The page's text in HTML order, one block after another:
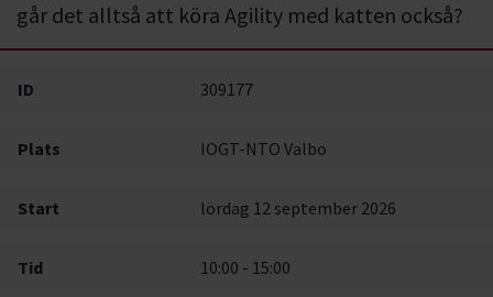
går det alltså att köra Agility med katten också?
ID 309177
Plats IOGT-NTO Valbo
Start lördag 12 september 2026
Tid 10:00 - 15:00